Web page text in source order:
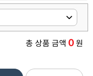
총 상품 금액 0원